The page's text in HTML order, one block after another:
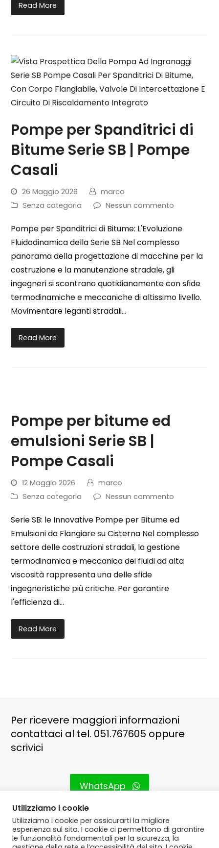
Read More
Pompe per Spanditrici di
Bitume Serie SB | Pompe
Casali
26 Maggio 2026
marco
Senza categoria
Nessun commento
Pompe per Spanditrici di Bitume: L'Evoluzione
Fluidodinamica della Serie SB Nel complesso
panorama della progettazione di macchine per la
costruzione e la manutenzione stradale, gli
ingegneri si scontrano quotidianamente con sfide
termodinamiche e meccaniche di altissimo livello.
Movimentare leganti stradali…
Read More
Pompe per bitume ed
emulsioni Serie SB |
Pompe Casali
12 Maggio 2026
marco
Senza categoria
Nessun commento
Serie SB: le Innovative Pompe per Bitume ed
Emulsioni da Flangiare su Cisterna Nel complesso
settore delle costruzioni stradali, la gestione
termodinamica e meccanica dei fluidi ad alta
viscosità rappresenta una delle sfide
ingegneristiche più critiche. Per garantire
l'efficienza di…
Read More
Per ricevere maggiori informazioni
contattaci al tel. 051.767605 oppure
scrivici
WhatsApp
Email
Utilizziamo i cookie
Utilizziamo i cookie per assicurarti la migliore
esperienza sul sito. I cookie ci permettono di garantire
le funzionalità fondamentali per la sicurezza, la